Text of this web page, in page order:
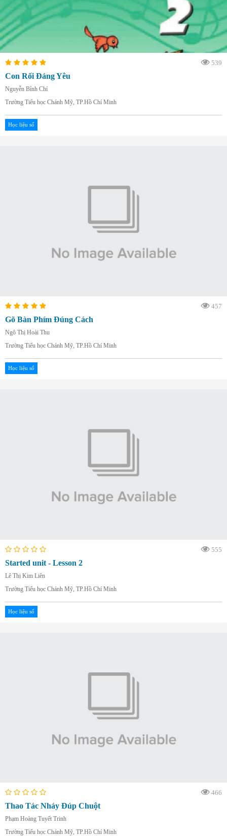
539
Con Rối Đáng Yêu
Nguyễn Bỉnh Chí
Trường Tiểu học Chánh Mỹ, TP.Hồ Chí Minh
Học liệu số
457
Gõ Bàn Phím Đúng Cách
Ngô Thị Hoài Thu
Trường Tiểu học Chánh Mỹ, TP.Hồ Chí Minh
Học liệu số
555
Started unit - Lesson 2
Lê Thị Kim Liên
Trường Tiểu học Chánh Mỹ, TP.Hồ Chí Minh
Học liệu số
466
Thao Tác Nháy Đúp Chuột
Phạm Hoàng Tuyết Trinh
Trường Tiểu học Chánh Mỹ, TP.Hồ Chí Minh